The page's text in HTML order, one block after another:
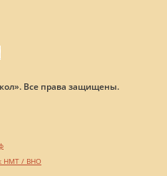
Все права защищены.
НМТ / ВНО